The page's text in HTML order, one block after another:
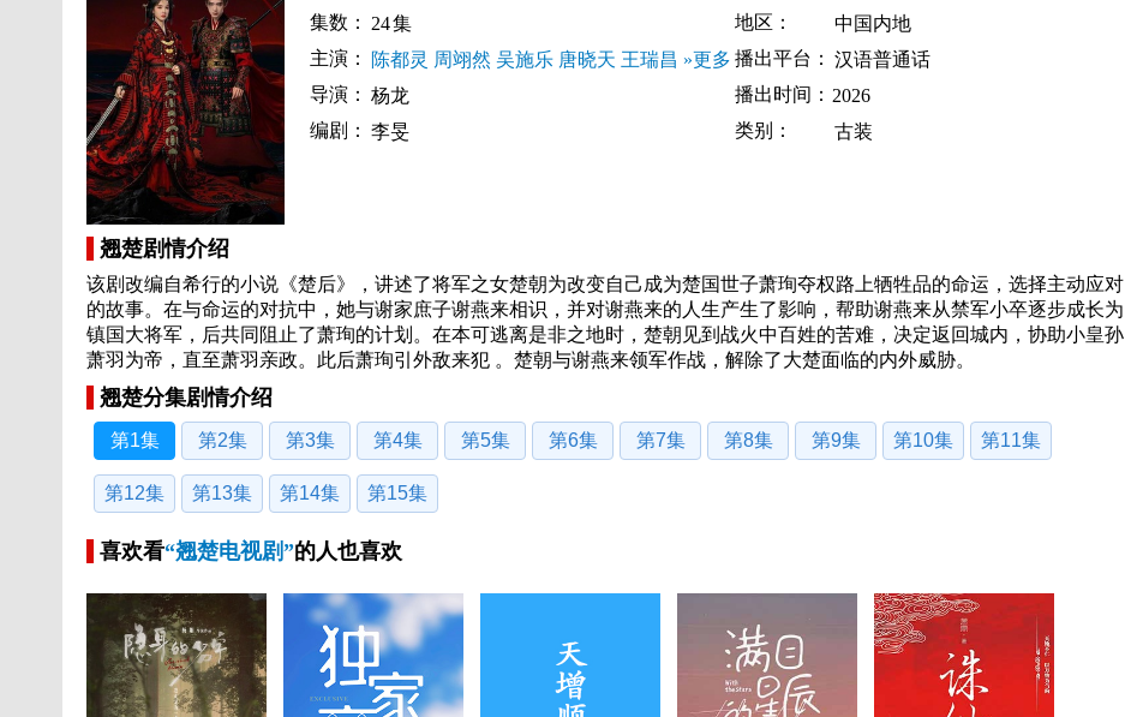
集数： 24集 地区：
中国内地
主演：
陈都灵 周翊然 吴施乐 唐晓天 王瑞昌 »更多 播出平台： 汉语普通话
导演： 杨龙 播出时间： 2026
编剧： 李旻 类别： 古装
翘楚剧情介绍
该剧改编自希行的小说《楚后》，讲述了将军之女楚朝为改变自己成为楚国世子萧珣夺权路上牺牲品的命运，选择主动应对
的故事。在与命运的对抗中，她与谢家庶子谢燕来相识，并对谢燕来的人生产生了影响，帮助谢燕来从禁军小卒逐步成长为
镇国大将军，后共同阻止了萧珣的计划。在本可逃离是非之地时，楚朝见到战火中百姓的苦难，决定返回城内，协助小皇孙
萧羽为帝，直至萧羽亲政。此后萧珣引外敌来犯 。楚朝与谢燕来领军作战，解除了大楚面临的内外威胁。
翘楚分集剧情介绍
第1集 第2集 第3集 第4集 第5集 第6集 第7集 第8集 第9集 第10集 第11集
第12集 第13集 第14集 第15集
喜欢看“翘楚电视剧”的人也喜欢